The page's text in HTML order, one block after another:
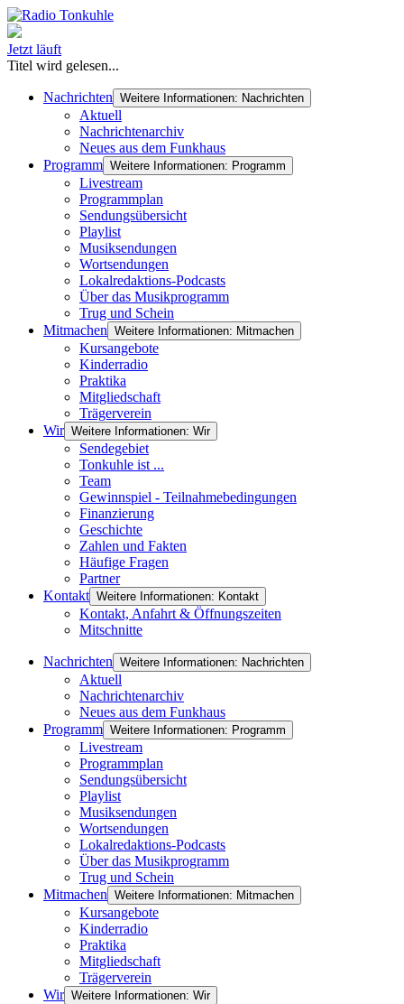
Jetzt läuft
Titel wird gelesen...
Nachrichten Weitere Informationen: Nachrichten
Aktuell
Nachrichtenarchiv
Neues aus dem Funkhaus
Programm Weitere Informationen: Programm
Livestream
Programmplan
Sendungsübersicht
Playlist
Musiksendungen
Wortsendungen
Lokalredaktions-Podcasts
Über das Musikprogramm
Trug und Schein
Mitmachen Weitere Informationen: Mitmachen
Kursangebote
Kinderradio
Praktika
Mitgliedschaft
Trägerverein
Wir Weitere Informationen: Wir
Sendegebiet
Tonkuhle ist ...
Team
Gewinnspiel - Teilnahmebedingungen
Finanzierung
Geschichte
Zahlen und Fakten
Häufige Fragen
Partner
Kontakt Weitere Informationen: Kontakt
Kontakt, Anfahrt & Öffnungszeiten
Mitschnitte
Nachrichten Weitere Informationen: Nachrichten
Aktuell
Nachrichtenarchiv
Neues aus dem Funkhaus
Programm Weitere Informationen: Programm
Livestream
Programmplan
Sendungsübersicht
Playlist
Musiksendungen
Wortsendungen
Lokalredaktions-Podcasts
Über das Musikprogramm
Trug und Schein
Mitmachen Weitere Informationen: Mitmachen
Kursangebote
Kinderradio
Praktika
Mitgliedschaft
Trägerverein
Wir Weitere Informationen: Wir